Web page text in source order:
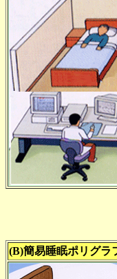
(B)簡易睡眠ポリグラ